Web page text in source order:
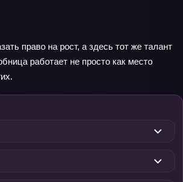
право на рост, а здесь тот же талант
работает не просто как место